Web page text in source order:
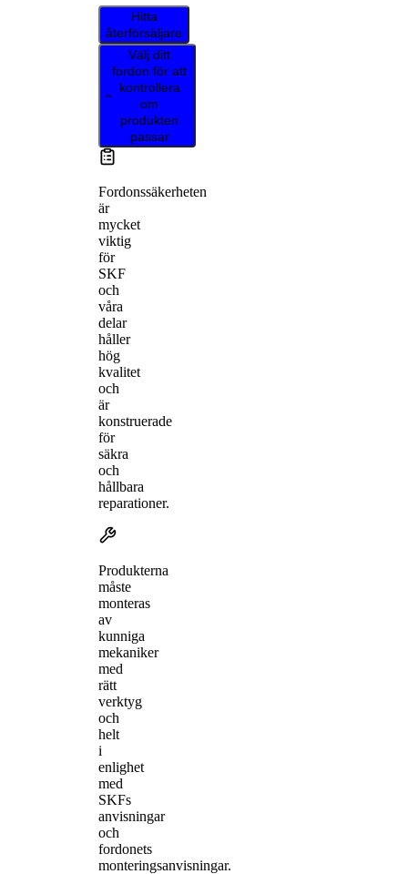
Hitta
återförsäljare
Välj ditt
fordon för att
kontrollera
om
produkten
passar
Fordonssäkerheten
är
mycket
viktig
för
SKF
och
våra
delar
håller
hög
kvalitet
och
är
konstruerade
för
säkra
och
hållbara
reparationer.
Produkterna
måste
monteras
av
kunniga
mekaniker
med
rätt
verktyg
och
helt
i
enlighet
med
SKFs
anvisningar
och
fordonets
monteringsanvisningar.